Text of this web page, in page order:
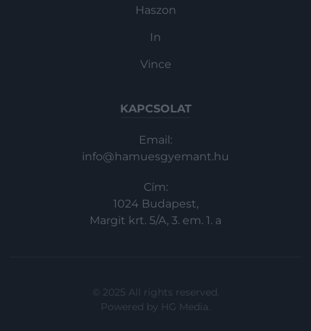
Haszon
In
Vince
KAPCSOLAT
Email:
info@hamuesgyemant.hu
Cím:
1024 Budapest,
Margit krt. 5/A, 3. em. 1. a
© 2025 All rights reserved.
Powered by HG Media.